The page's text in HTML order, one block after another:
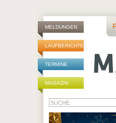
MELDUNGEN
LAUFBERICHTE
TERMINE
MAGAZIN